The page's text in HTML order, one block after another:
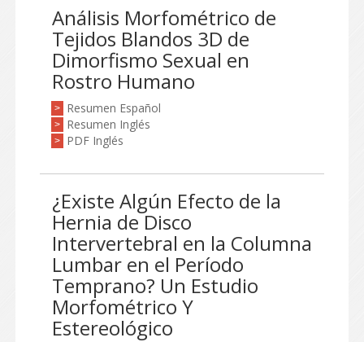
Análisis Morfométrico de
Tejidos Blandos 3D de
Dimorfismo Sexual en
Rostro Humano
> Resumen Español
> Resumen Inglés
> PDF Inglés
¿Existe Algún Efecto de la
Hernia de Disco
Intervertebral en la Columna
Lumbar en el Período
Temprano? Un Estudio
Morfométrico Y
Estereológico